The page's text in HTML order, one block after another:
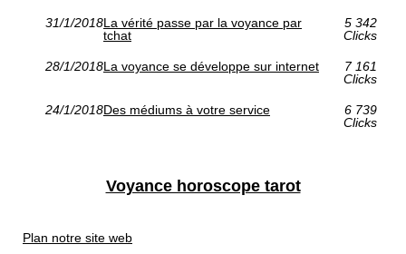
31/1/2018La vérité passe par la voyance par
tchat
5 342
Clicks
28/1/2018La voyance se développe sur internet
7 161
Clicks
24/1/2018Des médiums à votre service
6 739
Clicks
Voyance horoscope tarot
Plan notre site web